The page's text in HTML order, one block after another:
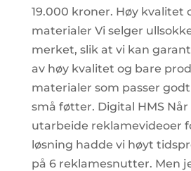
19.000 kroner. Høy kvalitet
materialer Vi selger
merket, slik at vi kan
av høy kvalitet og bare
materialer som passer
små føtter. Digital HMS Når
utarbeide reklamevideoer
løsning hadde vi høyt
på 6 reklamesnutter. Men